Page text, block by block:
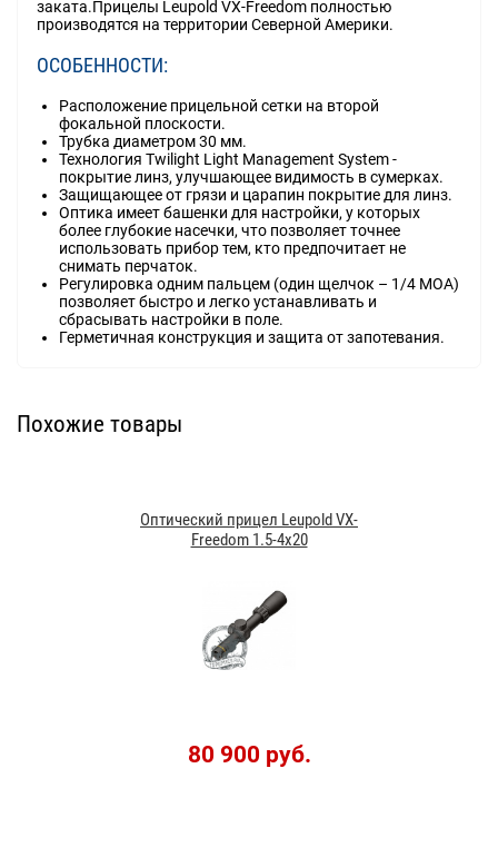
заката.Прицелы Leupold VX-Freedom полностью
производятся на территории Северной Америки.
ОСОБЕННОСТИ:
Расположение прицельной сетки на второй
фокальной плоскости.
Трубка диаметром 30 мм.
Технология Twilight Light Management System -
покрытие линз, улучшающее видимость в сумерках.
Защищающее от грязи и царапин покрытие для линз.
Оптика имеет башенки для настройки, у которых
более глубокие насечки, что позволяет точнее
использовать прибор тем, кто предпочитает не
снимать перчаток.
Регулировка одним пальцем (один щелчок – 1/4 MOA)
позволяет быстро и легко устанавливать и
сбрасывать настройки в поле.
Герметичная конструкция и защита от запотевания.
Похожие товары
Оптический прицел Leupold VX-
Freedom 1.5-4x20
80 900 руб.